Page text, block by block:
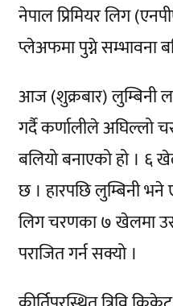
नेपाल प्रिमियर लिग
प्लेअफमा पुग्ने सम्भावना
आज (शुक्रबार) लुम्बिनी
गर्दै कर्णालीले अघिल्लो
बलियो बनाएको हो ।
छ । हारपछि लुम्बिनी भने
लिग चरणका ७ खेलमा
पराजित गर्न सक्यो ।